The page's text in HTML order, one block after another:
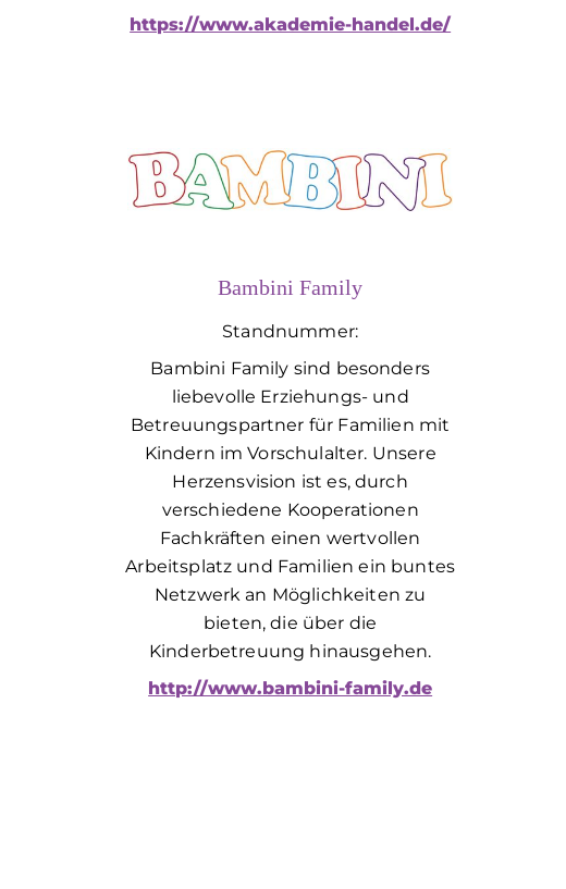
https://www.akademie-handel.de/
Bambini Family
Standnummer:
Bambini Family sind besonders
liebevolle Erziehungs- und
Betreuungspartner für Familien mit
Kindern im Vorschulalter. Unsere
Herzensvision ist es, durch
verschiedene Kooperationen
Fachkräften einen wertvollen
Arbeitsplatz und Familien ein buntes
Netzwerk an Möglichkeiten zu
bieten, die über die
Kinderbetreuung hinausgehen.
http://www.bambini-family.de